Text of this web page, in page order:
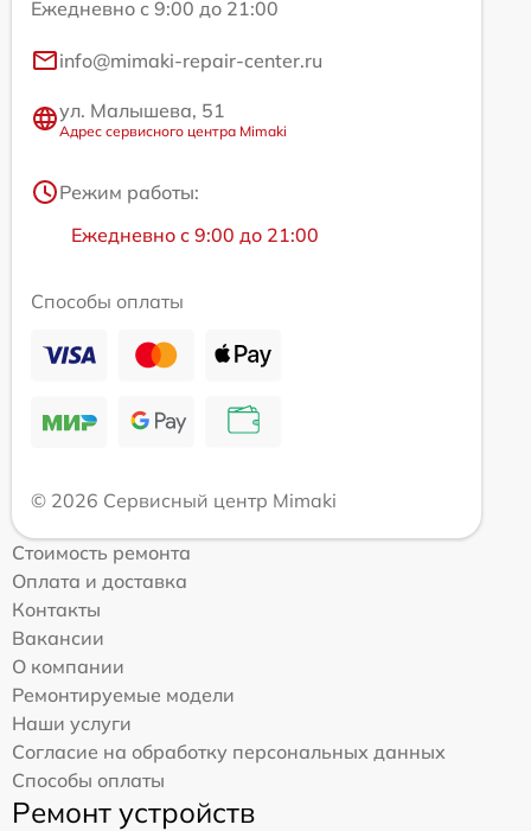
Ежедневно с 9:00 до 21:00
info@mimaki-repair-center.ru
ул. Малышева, 51
Адрес сервисного центра Mimaki
Режим работы:
Ежедневно с 9:00 до 21:00
Способы оплаты
© 2026 Сервисный центр Mimaki
Стоимость ремонта
Оплата и доставка
Контакты
Вакансии
О компании
Ремонтируемые модели
Наши услуги
Согласие на обработку персональных данных
Способы оплаты
Ремонт устройств